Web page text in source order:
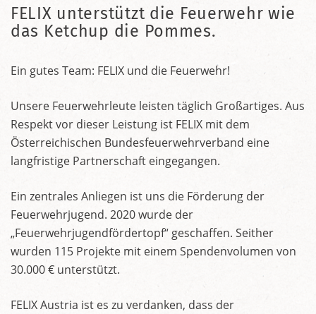
FELIX unterstützt die Feuerwehr wie
das Ketchup die Pommes.
Ein gutes Team: FELIX und die Feuerwehr!
Unsere Feuerwehrleute leisten täglich Großartiges. Aus
Respekt vor dieser Leistung ist FELIX mit dem
Österreichischen Bundesfeuerwehrverband eine
langfristige Partnerschaft eingegangen.
Ein zentrales Anliegen ist uns die Förderung der
Feuerwehrjugend. 2020 wurde der
„Feuerwehrjugendfördertopf“ geschaffen. Seither
wurden 115 Projekte mit einem Spendenvolumen von
30.000 € unterstützt.
FELIX Austria ist es zu verdanken, dass der